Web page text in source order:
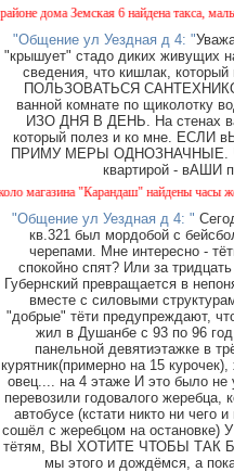
дома Земская 6 найдена такса, мальчик,
"Общение ул Уездная д 4: "
"крышует" стадо диких живущих
сведения, что кишлак,
ПОЛЬЗОВАТЬСЯ
ванной комнате по щиколотку
ИЗО ДНЯ В ДЕНЬ. На стенах
который полез и ко мне.
ПРИМУ МЕРЫ ОДНОЗНАЧНЫЕ.
квартирой - вАШИ
"Карандаш" найдены часы
"Общение ул Уездная д 4: "
кв.321 был мордобой с
черепами. Мне интересно -
спокойно спят? Или за
Губернский превращается в
вместе с силовыми
"добрые" тёти предупреждают,
жил в Душанбе с 93 по 96
панельной девятиэтажке в
курятник(примерно на 15
овец.... на 4 этаже И это было
перевозили годовалого жеребца,
автобусе (кстати никто ни чего
сошёл с жеребцом на
тётям, ВЫ ХОТИТЕ ЧТОБЫ ТАК
мы этого и дождёмся, а